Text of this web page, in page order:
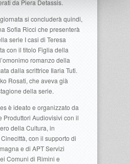
da Piera Detassis.
si concluderà quindi,
Sofia Ricci che presenterà
serie I casi di Teresa
con il titolo Figlia della
romanzo della
dalla scrittrice Ilaria Tuti.
Rosati, che aveva già
della serie.
è ideato e organizzato da
Produttori Audiovisivi con il
della Cultura, in
con il supporto di
e di APT Servizi
Comuni di Rimini e